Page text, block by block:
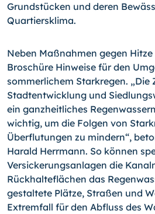
Grundstücken und deren
Quartiersklima.
Neben Maßnahmen gegen Hitze
Broschüre Hinweise für den
sommerlichem Starkregen.
Stadtentwicklung und
ein ganzheitliches
wichtig, um die Folgen von
Überflutungen zu mindern“,
Harald Herrmann. So können
Versickerungsanlagen die
Rückhalteflächen das
gestaltete Plätze, Straßen und
Extremfall für den Abfluss des